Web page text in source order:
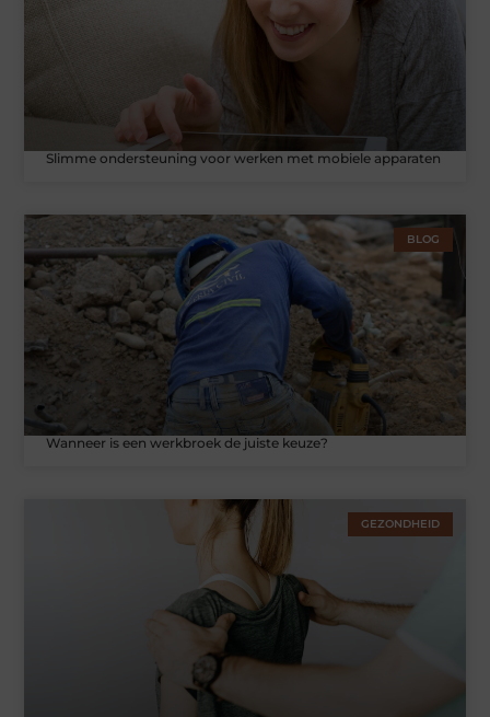
Slimme ondersteuning voor werken met mobiele apparaten
BLOG
Wanneer is een werkbroek de juiste keuze?
GEZONDHEID